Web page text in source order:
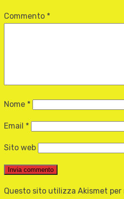
Commento *
Nome *
Email *
Sito web
Questo sito utilizza Akismet per